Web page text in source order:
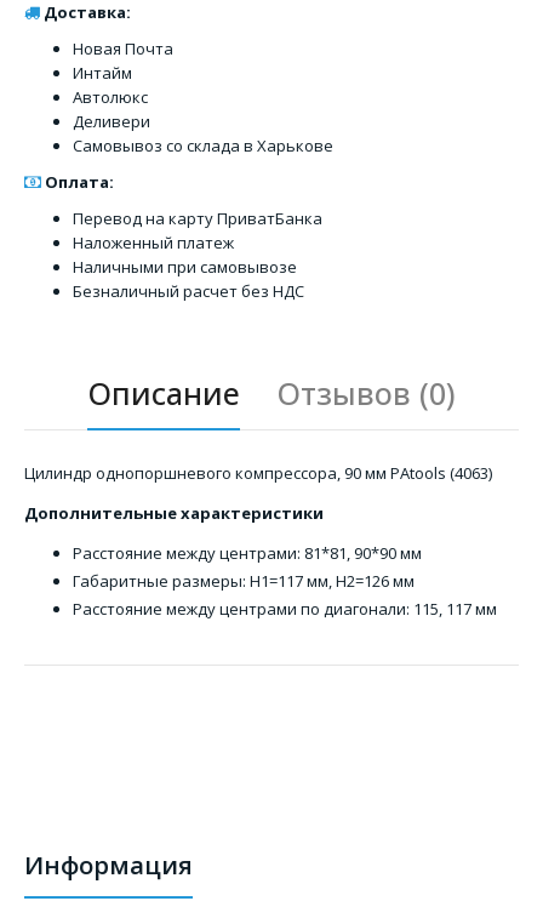
Доставка:
Новая Почта
Интайм
Автолюкс
Деливери
Самовывоз со склада в Харькове
Оплата:
Перевод на карту ПриватБанка
Наложенный платеж
Наличными при самовывозе
Безналичный расчет без НДС
Описание Отзывов (0)
Цилиндр однопоршневого компрессора, 90 мм PAtools (4063)
Дополнительные характеристики
Расстояние между центрами: 81*81, 90*90 мм
Габаритные размеры: H1=117 мм, H2=126 мм
Расстояние между центрами по диагонали: 115, 117 мм
Информация